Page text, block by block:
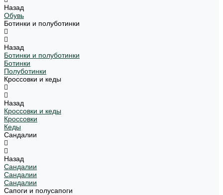
Назад
Обувь
Ботинки и полуботинки
Назад
Ботинки и полуботинки
Ботинки
Полуботинки
Кроссовки и кеды
Назад
Кроссовки и кеды
Кроссовки
Кеды
Сандалии
Назад
Сандалии
Сандалии
Сандалии
Сапоги и полусапоги